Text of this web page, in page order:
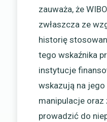
zauważa, że
zwłaszcza ze
historię
tego wskaźnika
instytucje
wskazują na
manipulacje
prowadzić do